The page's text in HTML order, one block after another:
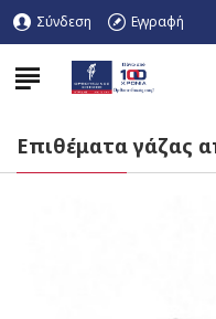
Σύνδεση Εγγραφή
Επιθέματα γάζας